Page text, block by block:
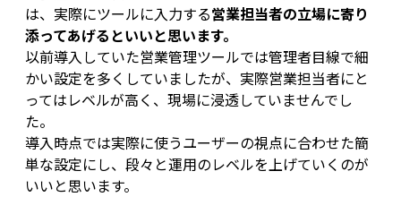
は、実際にツールに入力する営業担当者の立場に寄り
添ってあげるといいと思います。
以前導入していた営業管理ツールでは管理者目線で細
かい設定を多くしていましたが、実際営業担当者にと
ってはレベルが高く、現場に浸透していませんでし
た。
導入時点では実際に使うユーザーの視点に合わせた簡
単な設定にし、段々と運用のレベルを上げていくのが
いいと思います。